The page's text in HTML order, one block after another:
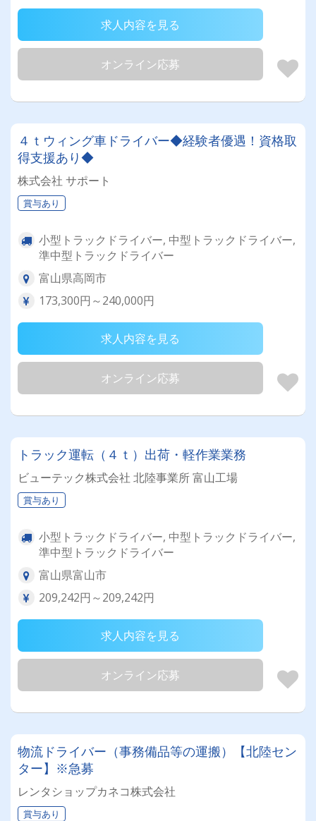
求人内容を見る
オンライン応募
４ｔウィング車ドライバー◆経験者優遇！資格取
得支援あり◆
株式会社 サポート
賞与あり
小型トラックドライバー, 中型トラックドライバー,
準中型トラックドライバー
富山県高岡市
173,300円～240,000円
求人内容を見る
オンライン応募
トラック運転（４ｔ）出荷・軽作業業務
ビューテック株式会社 北陸事業所 富山工場
賞与あり
小型トラックドライバー, 中型トラックドライバー,
準中型トラックドライバー
富山県富山市
209,242円～209,242円
求人内容を見る
オンライン応募
物流ドライバー（事務備品等の運搬）【北陸セン
ター】※急募
レンタショップカネコ株式会社
賞与あり